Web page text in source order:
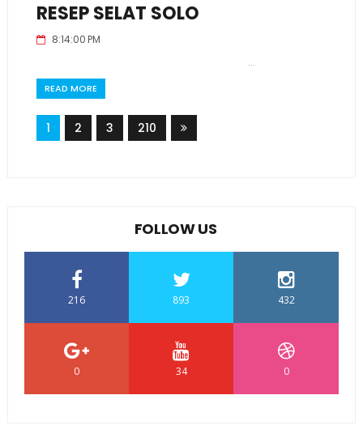
RESEP SELAT SOLO
8:14:00 PM
...
READ MORE
1 2 3 210
FOLLOW US
216 893 432
0 34 0